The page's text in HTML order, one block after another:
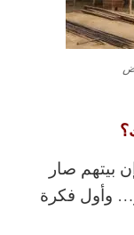
بيتهم صار
وأول فكرة